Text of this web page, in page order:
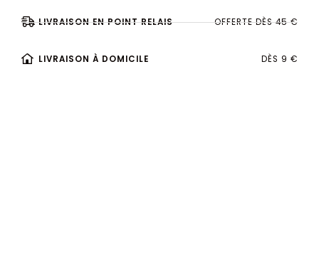
LIVRAISON EN POINT RELAIS OFFERTE DÈS 45 €
LIVRAISON À DOMICILE DÈS 9 €